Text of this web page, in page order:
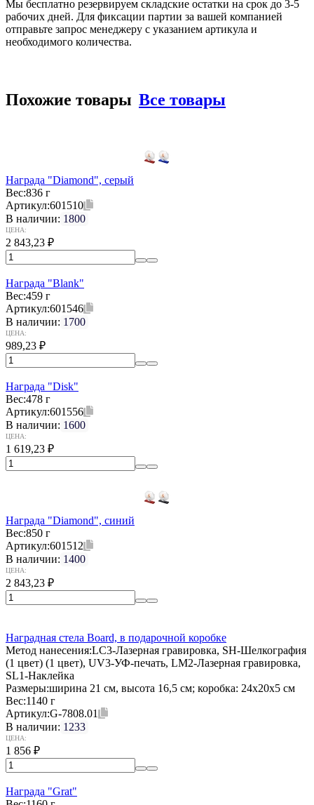
Мы бесплатно резервируем складские остатки на срок до 3-5
рабочих дней. Для фиксации партии за вашей компанией
отправьте запрос менеджеру с указанием артикула и
необходимого количества.
Похожие товары Все товары
Награда "Diamond", серый
Вес:836 г
Артикул:601510
В наличии: 1800
ЦЕНА:
2 843,23 ₽
Награда "Blank"
Вес:459 г
Артикул:601546
В наличии: 1700
ЦЕНА:
989,23 ₽
Награда "Disk"
Вес:478 г
Артикул:601556
В наличии: 1600
ЦЕНА:
1 619,23 ₽
Награда "Diamond", синий
Вес:850 г
Артикул:601512
В наличии: 1400
ЦЕНА:
2 843,23 ₽
Наградная стела Board, в подарочной коробке
Метод нанесения:LC3-Лазерная гравировка, SH-Шелкография
(1 цвет) (1 цвет), UV3-УФ-печать, LM2-Лазерная гравировка,
SL1-Наклейка
Размеры:ширина 21 см, высота 16,5 см; коробка: 24х20х5 см
Вес:1140 г
Артикул:G-7808.01
В наличии: 1233
ЦЕНА:
1 856 ₽
Награда "Grat"